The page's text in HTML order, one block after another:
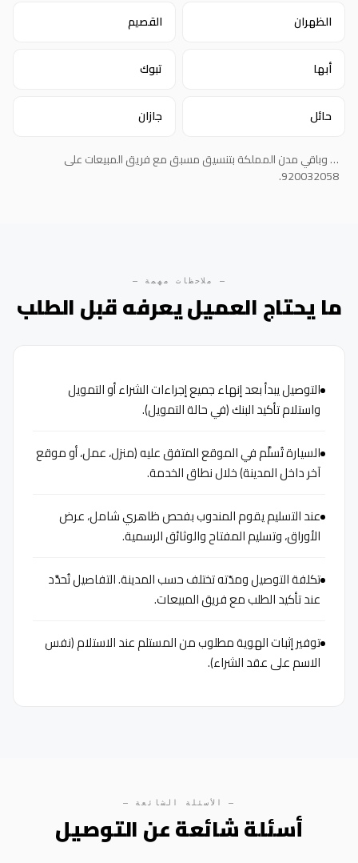
الظهران القصيم
أبها تبوك
حائل جازان
… وباقي مدن المملكة بتنسيق مسبق مع فريق المبيعات على
920032058.
— ملاحظات مهمة —
ما يحتاج العميل يعرفه قبل الطلب
التوصيل يبدأ بعد إنهاء جميع إجراءات الشراء أو التمويل
واستلام تأكيد البنك (في حالة التمويل).
السيارة تُسلَّم في الموقع المتفق عليه (منزل، عمل، أو موقع
آخر داخل المدينة) خلال نطاق الخدمة.
عند التسليم يقوم المندوب بفحص ظاهري شامل، عرض
الأوراق، وتسليم المفتاح والوثائق الرسمية.
تكلفة التوصيل ومدّته تختلف حسب المدينة. التفاصيل تُحدَّد
عند تأكيد الطلب مع فريق المبيعات.
توفير إثبات الهوية مطلوب من المستلم عند الاستلام (نفس
الاسم على عقد الشراء).
— الأسئلة الشائعة —
أسئلة شائعة عن التوصيل